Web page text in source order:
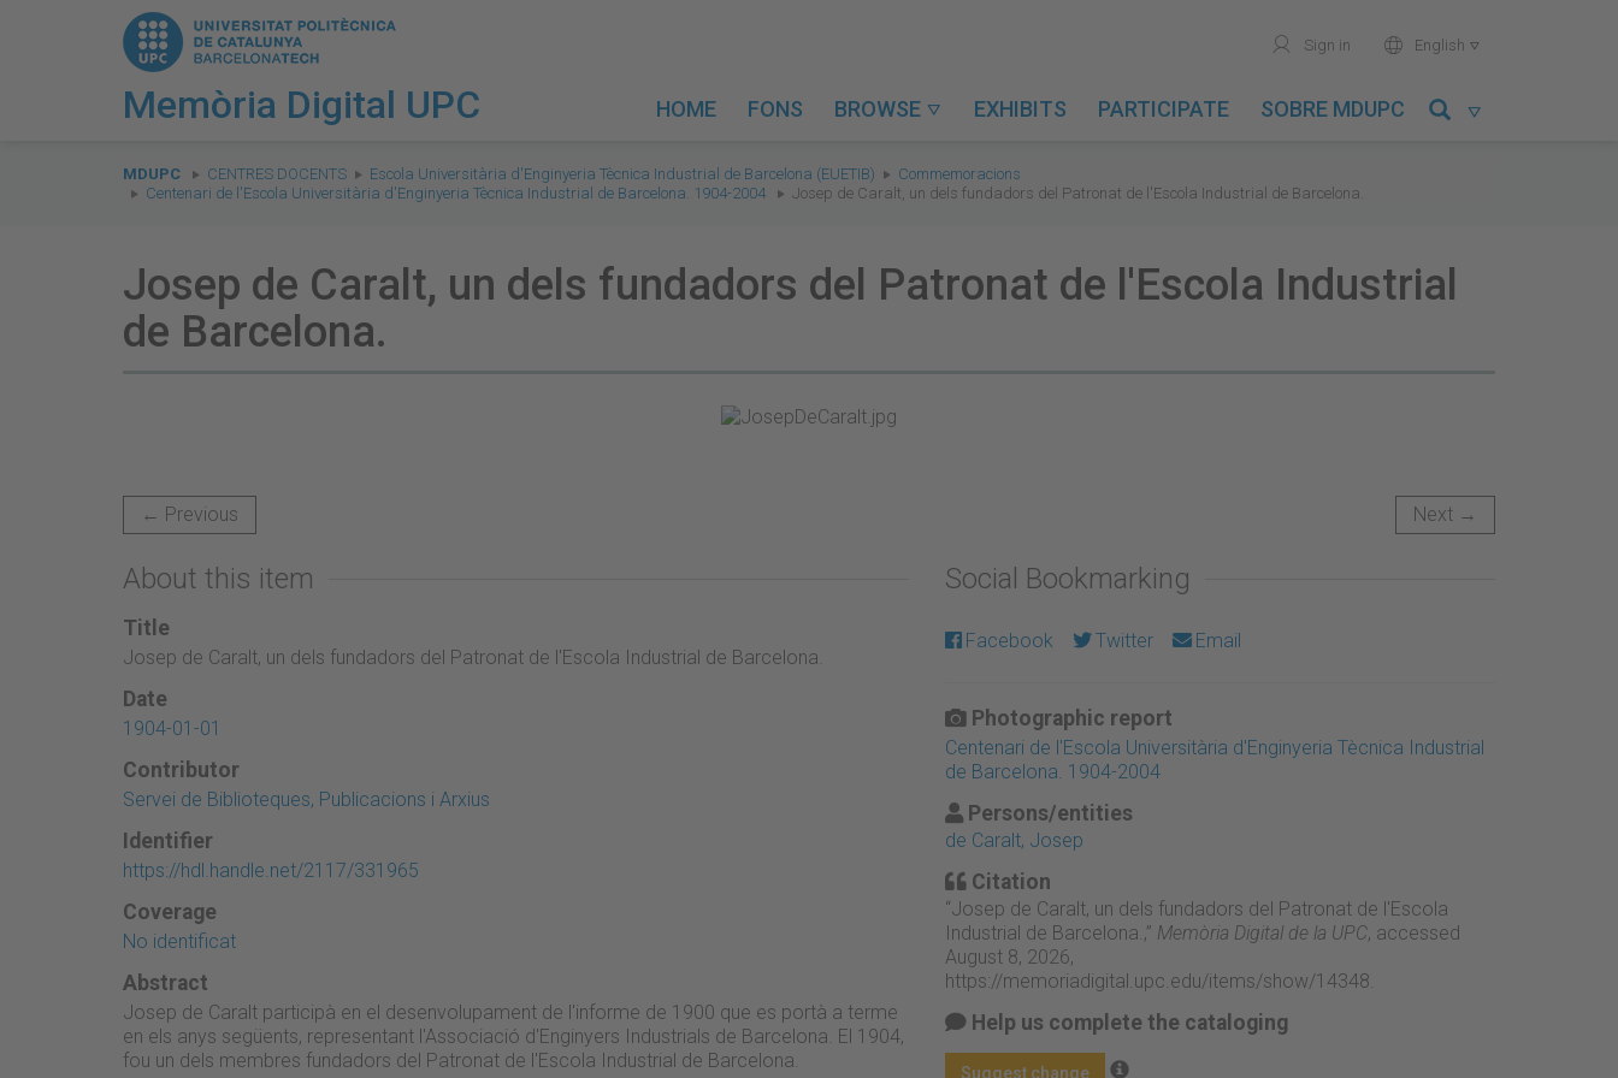
Memòria Digital UPC
user Sign in world English 
HOME FONS BROWSE  EXHIBITS PARTICIPATE SOBRE MDUPC 
are
here:
MDUPC CENTRES DOCENTS Escola Universitària d'Enginyeria Tècnica Industrial de Barcelona (EUETIB)
Commemoracions
Centenari de l'Escola Universitària d'Enginyeria Tècnica Industrial de Barcelona. 1904-2004
Josep de Caralt, un dels fundadors del Patronat de l'Escola Industrial de Barcelona.
Josep de Caralt, un dels fundadors del Patronat de l'Escola Industrial
de Barcelona.
← Previous Next →
About this item
Title
Josep de Caralt, un dels fundadors del Patronat de l'Escola Industrial de Barcelona.
Date
1904-01-01
Contributor
Servei de Biblioteques, Publicacions i Arxius
Identifier
https://hdl.handle.net/2117/331965
Coverage
No identificat
Abstract
Josep de Caralt participà en el desenvolupament de l'informe de 1900 que es portà a terme
en els anys següents, representant l'Associació d'Enginyers Industrials de Barcelona. El 1904,
fou un dels membres fundadors del Patronat de l'Escola Industrial de Barcelona.
Social Bookmarking
Facebook Twitter Email
Photographic report
Centenari de l'Escola Universitària d'Enginyeria Tècnica Industrial
de Barcelona. 1904-2004
Persons/entities
de Caralt, Josep
Citation
“Josep de Caralt, un dels fundadors del Patronat de l'Escola
Industrial de Barcelona.,” Memòria Digital de la UPC, accessed
August 8, 2026,
https://memoriadigital.upc.edu/items/show/14348
Help us complete the cataloging
Suggest change